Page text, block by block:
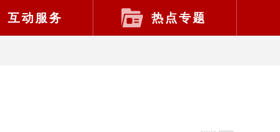
互动服务 热点专题